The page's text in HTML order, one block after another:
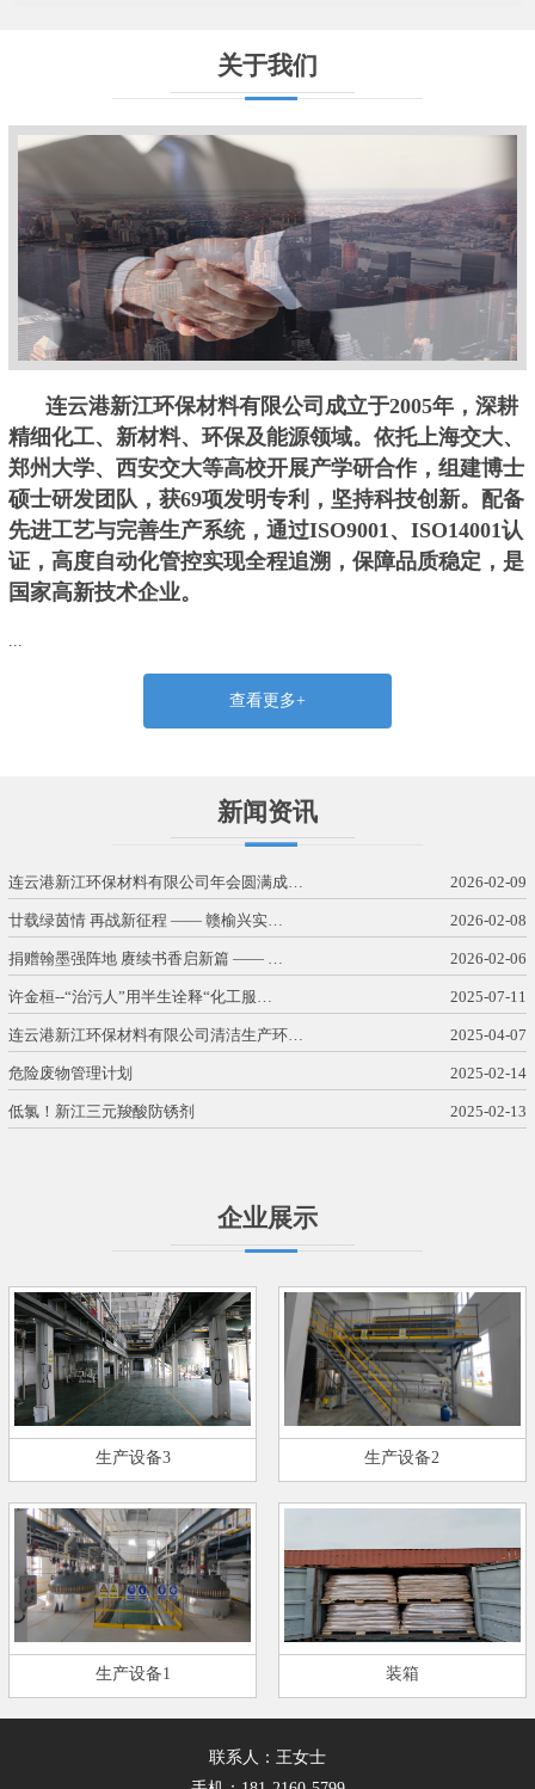
关于我们
连云港新江环保材料有限公司成立于2005年，深耕
精细化工、新材料、环保及能源领域。依托上海交大、
郑州大学、西安交大等高校开展产学研合作，组建博士
硕士研发团队，获69项发明专利，坚持科技创新。配备
先进工艺与完善生产系统，通过ISO9001、ISO14001认
证，高度自动化管控实现全程追溯，保障品质稳定，是
国家高新技术企业。
查看更多+
新闻资讯
连云港新江环保材料有限公司年会圆满成… 2026-02-09
廿载绿茵情 再战新征程 —— 赣榆兴实… 2026-02-08
捐赠翰墨强阵地 赓续书香启新篇 —— … 2026-02-06
许金桓--“治污人”用半生诠释“化工服… 2025-07-11
连云港新江环保材料有限公司清洁生产环… 2025-04-07
危险废物管理计划 2025-02-14
低氯！新江三元羧酸防锈剂 2025-02-13
企业展示
生产设备3 生产设备2
生产设备1 装箱
联系人：王女士